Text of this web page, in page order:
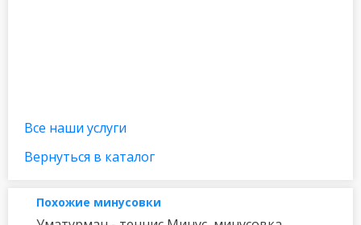
Все наши услуги
Вернуться в каталог
Похожие минусовки